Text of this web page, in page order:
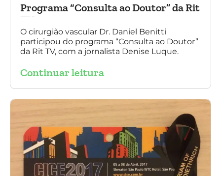
Programa “Consulta ao Doutor” da Rit
TV
O cirurgião vascular Dr. Daniel Benitti
participou do programa “Consulta ao Doutor”
da Rit TV, com a jornalista Denise Luque.
Continuar leitura